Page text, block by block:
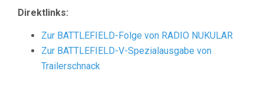
Direktlinks:
Zur BATTLEFIELD-Folge von RADIO NUKULAR
Zur BATTLEFIELD-V-Spezialausgabe von
Trailerschnack